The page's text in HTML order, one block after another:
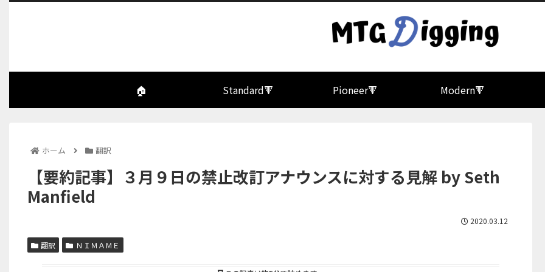
🏠 Standard🔻 Pioneer🔻 Modern🔻
ホーム 翻訳
【要約記事】３月９日の禁止改訂アナウンスに対する見解 by Seth
Manfield
2020.03.12
翻訳 ＮＩＭＡＭＥ